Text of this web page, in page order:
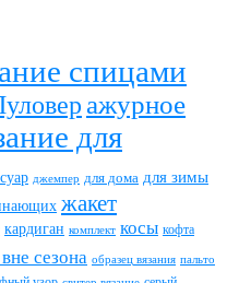
спицами
ажурное
для
джемпер для дома для зимы
жакет
кардиган комплект косы кофта
сезона образец вязания пальто